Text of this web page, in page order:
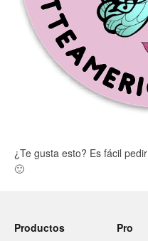
¿Te gusta esto? Es fácil pedir
🙂
Productos
Pro